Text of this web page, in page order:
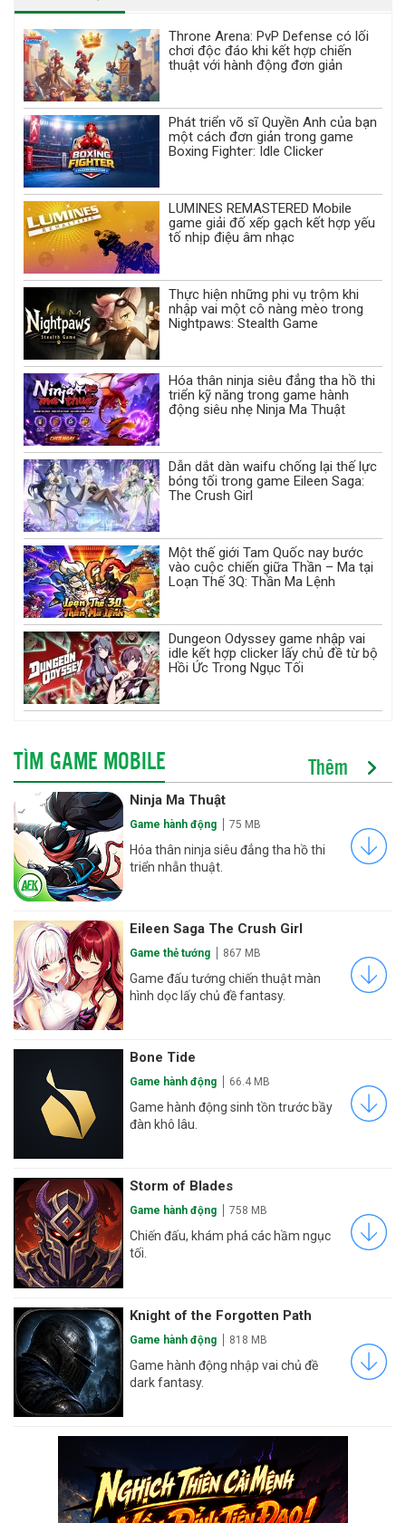
Throne Arena: PvP Defense có lối
chơi độc đáo khi kết hợp chiến
thuật với hành động đơn giản
Phát triển võ sĩ Quyền Anh của bạn
một cách đơn giản trong game
Boxing Fighter: Idle Clicker
LUMINES REMASTERED Mobile
game giải đố xếp gạch kết hợp yếu
tố nhịp điệu âm nhạc
Thực hiện những phi vụ trộm khi
nhập vai một cô nàng mèo trong
Nightpaws: Stealth Game
Hóa thân ninja siêu đẳng tha hồ thi
triển kỹ năng trong game hành
động siêu nhẹ Ninja Ma Thuật
Dẫn dắt dàn waifu chống lại thế lực
bóng tối trong game Eileen Saga:
The Crush Girl
Một thế giới Tam Quốc nay bước
vào cuộc chiến giữa Thần – Ma tại
Loạn Thế 3Q: Thần Ma Lệnh
Dungeon Odyssey game nhập vai
idle kết hợp clicker lấy chủ đề từ bộ
Hồi Ức Trong Ngục Tối
TÌM GAME MOBILE Thêm
Ninja Ma Thuật
Game hành động 75 MB
Hóa thân ninja siêu đẳng tha hồ thi
triển nhẫn thuật.
Eileen Saga The Crush Girl
Game thẻ tướng 867 MB
Game đấu tướng chiến thuật màn
hình dọc lấy chủ đề fantasy.
Bone Tide
Game hành động 66.4 MB
Game hành động sinh tồn trước bầy
đàn khô lâu.
Storm of Blades
Game hành động 758 MB
Chiến đấu, khám phá các hầm ngục
tối.
Knight of the Forgotten Path
Game hành động 818 MB
Game hành động nhập vai chủ đề
dark fantasy.